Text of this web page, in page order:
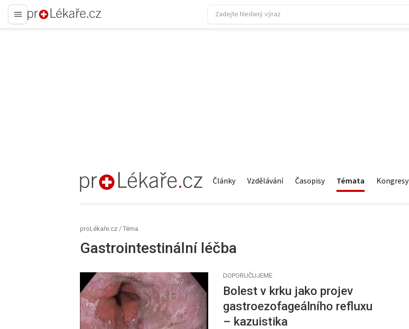
proLékaře.cz
proLékaře.cz Články Vzdělávání Časopisy Témata Kongresy
proLékaře.cz / Téma
Gastrointestinální léčba
DOPORUČUJEME
Bolest v krku jako projev
gastroezofageálního refluxu
–⁠ kazuistika